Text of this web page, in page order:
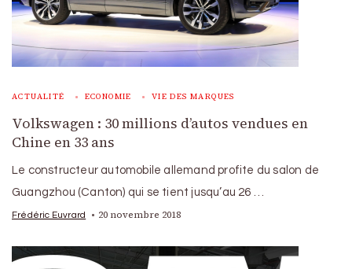
ACTUALITÉ ECONOMIE VIE DES MARQUES
Volkswagen : 30 millions d’autos vendues en
Chine en 33 ans
Le constructeur automobile allemand profite du salon de
Guangzhou (Canton) qui se tient jusqu’au 26 …
Frédéric Euvrard 20 novembre 2018